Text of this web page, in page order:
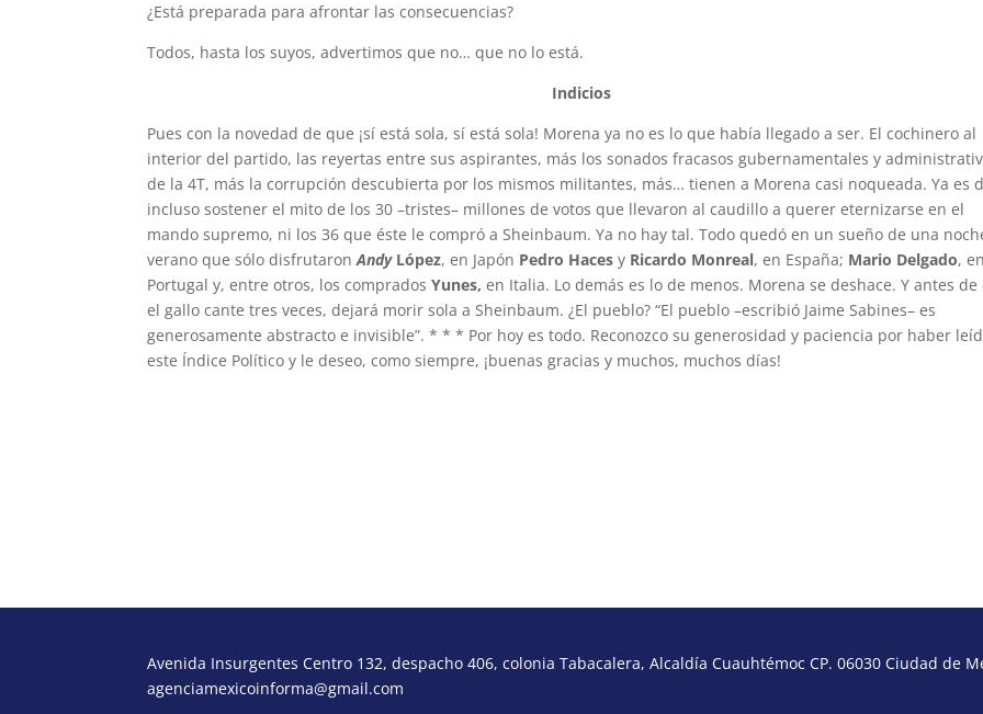
¿Está preparada para afrontar las consecuencias?
Todos, hasta los suyos, advertimos que no… que no lo está.
Indicios
Pues con la novedad de que ¡sí está sola, sí está sola! Morena ya no es lo que había llegado a ser. El cochinero al
interior del partido, las reyertas entre sus aspirantes, más los sonados fracasos gubernamentales y
de la 4T, más la corrupción descubierta por los mismos militantes, más… tienen a Morena casi noqueada. Ya es
incluso sostener el mito de los 30 –tristes– millones de votos que llevaron al caudillo a querer eternizarse en el
mando supremo, ni los 36 que éste le compró a Sheinbaum. Ya no hay tal. Todo quedó en un sueño de una
verano que sólo disfrutaronAndyLópez, en Japón Pedro Haces y Ricardo Monreal, en España; Mario Delgado, en
Portugal y, entre otros, los compradosYunes, en Italia. Lo demás es lo de menos. Morena se deshace. Y antes de
el gallo cante tres veces, dejará morir sola a Sheinbaum. ¿El pueblo? “El pueblo –escribió Jaime Sabines– es
generosamente abstracto e invisible”. * * * Por hoy es todo. Reconozco su generosidad y paciencia por haber
este Índice Político y le deseo, como siempre, ¡buenas gracias y muchos, muchos días!
Avenida Insurgentes Centro 132, despacho 406, colonia Tabacalera, Alcaldía Cuauhtémoc CP. 06030 Ciudad de
agenciamexicoinforma@gmail.com